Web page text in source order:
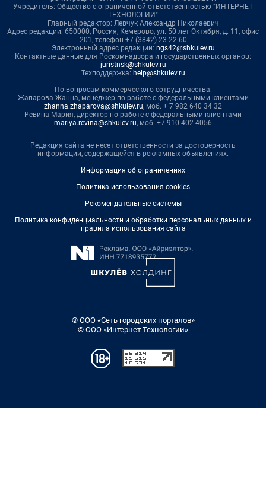
Учредитель: Общество с ограниченной ответственностью "ИНТЕРНЕТ
ТЕХНОЛОГИИ"
Главный редактор: Левчук Александр Николаевич
Адрес редакции: 650000, Россия, Кемерово, ул. 50 лет Октября, д. 11, офис
201, телефон +7 (3842) 23-22-60
Электронный адрес редакции: ngs42@shkulev.ru
Контактные данные для Роскомнадзора и государственных органов:
juristnsk@shkulev.ru
Техподдержка: help@shkulev.ru
По вопросам коммерческого сотрудничества:
Жапарова Жанна, менеджер по работе с федеральными клиентами
zhanna.zhaparova@shkulev.ru, моб. + 7 982 640 34 32
Ревина Мария, директор по работе с федеральными клиентами
mariya.revina@shkulev.ru, моб. +7 910 402 4056
Редакция сайта не несет ответственности за достоверность
информации, содержащейся в рекламных объявлениях.
Информация об ограничениях
Политика использования cookies
Рекомендательные системы
Политика конфиденциальности и обработки персональных данных и
правила использования сайта
© ООО «Сеть городских порталов»
© ООО «Интернет Технологии»